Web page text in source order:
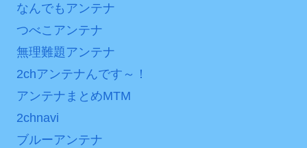
なんでもアンテナ
つべこアンテナ
無理難題アンテナ
2chアンテナんです～！
アンテナまとめMTM
2chnavi
ブルーアンテナ